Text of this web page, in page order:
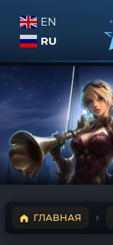
EN
RU
ГЛАВНАЯ